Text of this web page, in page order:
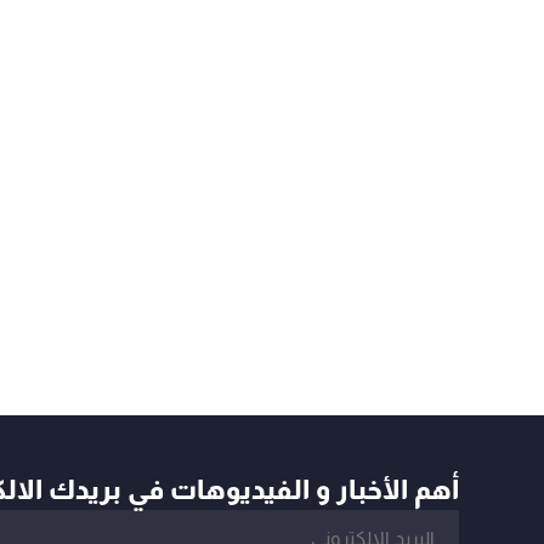
أهم الأخبار و الفيديوهات في بريدك